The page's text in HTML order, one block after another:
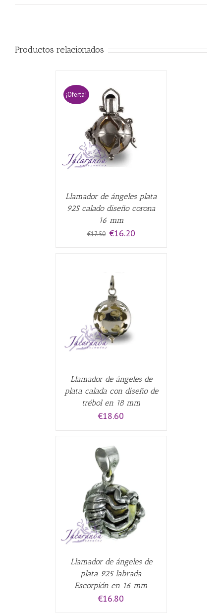
Productos relacionados
¡Oferta!
Llamador de ángeles plata
925 calado diseño corona
16 mm
€17.50 El
€16.20El
Llamador de ángeles de
plata calada con diseño de
trébol en 18 mm
€18.60
Llamador de ángeles de
plata 925 labrada
Escorpión en 16 mm
€16.80